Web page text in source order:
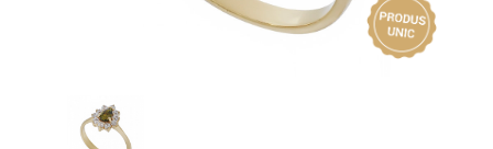
BIJUTERII COPII